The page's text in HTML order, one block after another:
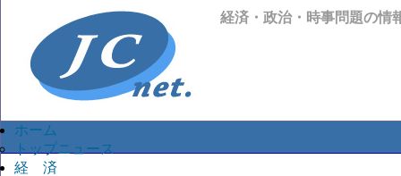
経済・政治・時事問題の情
ホーム
トップニュース
経 済